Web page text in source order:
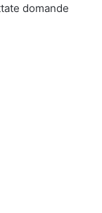
domande